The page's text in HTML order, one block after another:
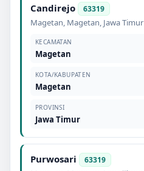
Candirejo 63319
Magetan, Magetan, Jawa Timur
KECAMATAN
Magetan
KOTA/KABUPATEN
Magetan
PROVINSI
Jawa Timur
Purwosari 63319